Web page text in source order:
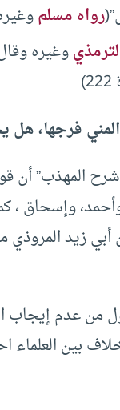
رواه مسلم
وغيره
فرجها، هل
المهذب” أن
وإسحاق ،
زيد المروذي
من عدم إيجاب
بين العلماء